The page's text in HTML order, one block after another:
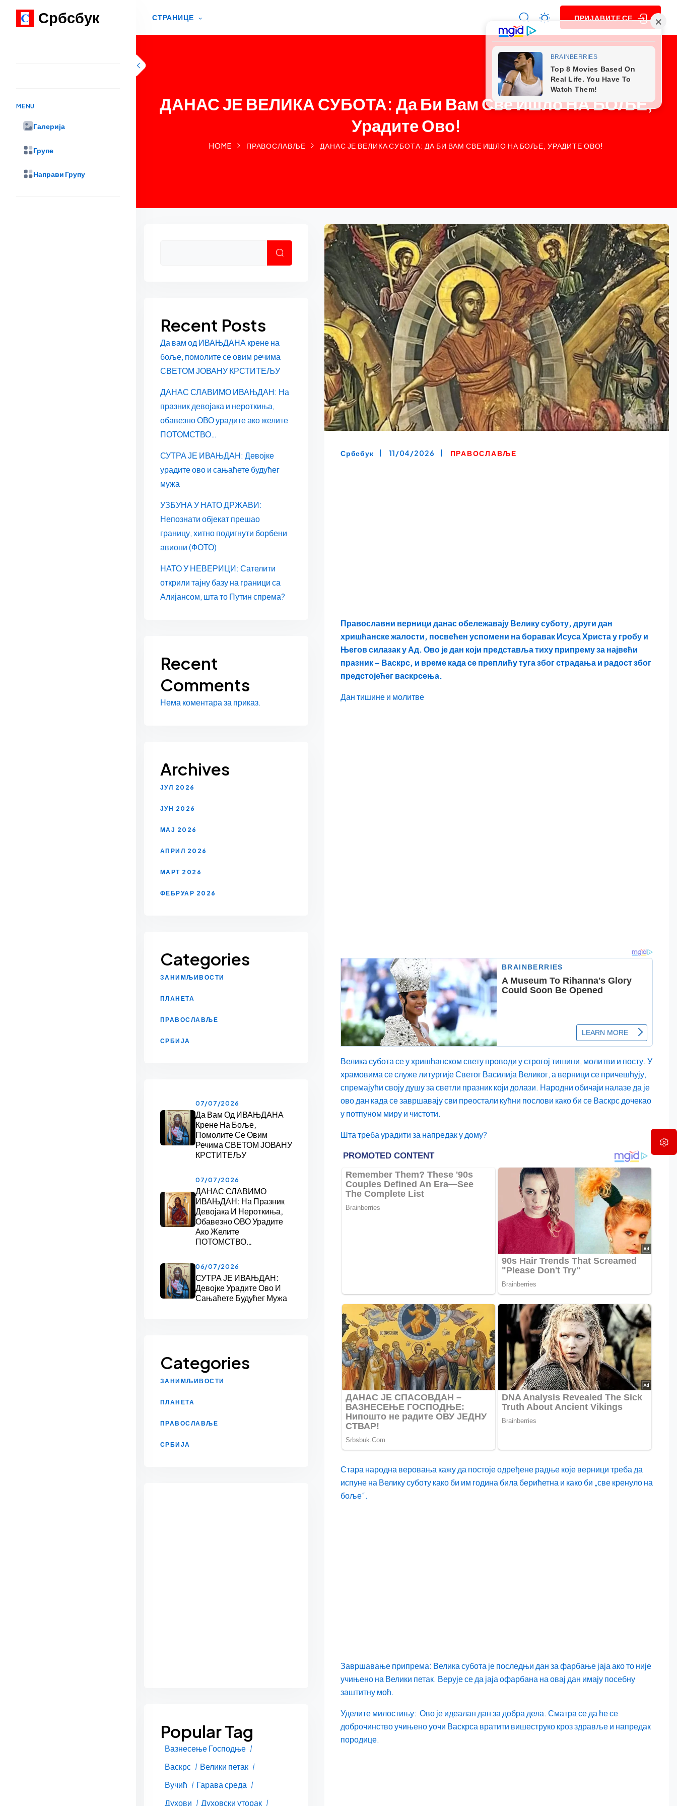
Србсбук
MENU
Галерија
Групе
Направи Групу
СТРАНИЦЕ ПРИЈАВИТЕ СЕ
ДАНАС ЈЕ ВЕЛИКА СУБОТА: Да Би Вам Све Ишло НА БОЉЕ,
Урадите Ово!
HOME ПРАВОСЛАВЉЕ ДАНАС ЈЕ ВЕЛИКА СУБОТА: ДА БИ ВАМ СВЕ ИШЛО НА БОЉЕ, УРАДИТЕ ОВО!
Србсбук 11/04/2026 ПРАВОСЛАВЉЕ
Православни верници данас обележавају Велику суботу, други дан
хришћанске жалости, посвећен успомени на боравак Исуса Христа у гробу и
Његов силазак у Ад. Ово је дан који представља тиху припрему за највећи
празник – Васкрс, и време када се преплићу туга због страдања и радост због
предстојећег васкрсења.
Дан тишине и молитве
Велика субота се у хришћанском свету проводи у строгој тишини, молитви и посту. У
храмовима се служе литургије Светог Василија Великог, а верници се причешћују,
спремајући своју душу за светли празник који долази. Народни обичаји налазе да је
ово дан када се завршавају сви преостали кућни послови како би се Васкрс дочекао
у потпуном миру и чистоти.
Шта треба урадити за напредак у дому?
Стара народна веровања кажу да постоје одређене радње које верници треба да
испуне на Велику суботу како би им година била берићетна и како би „све кренуло на
боље“.
Завршавање припрема: Велика субота је последњи дан за фарбање јаја ако то није
учињено на Велики петак. Верује се да јаја офарбана на овај дан имају посебну
заштитну моћ.
Уделите милостињу: Ово је идеалан дан за добра дела. Сматра се да ће се
доброчинство учињено уочи Васкрса вратити вишеструко кроз здравље и напредак
породице.
Recent Posts
Да вам од ИВАЊДАНА крене на
боље, помолите се овим речима
СВЕТОМ ЈОВАНУ КРСТИТЕЉУ
ДАНАС СЛАВИМО ИВАЊДАН: На
празник девојака и нероткиња,
обавезно ОВО урадите ако желите
ПОТОМСТВО…
СУТРА ЈЕ ИВАЊДАН: Девојке
урадите ово и сањаћете будућег
мужа
УЗБУНА У НАТО ДРЖАВИ:
Непознати објекат прешао
границу, хитно подигнути борбени
авиони (ФОТО)
НАТО У НЕВЕРИЦИ: Сателити
открили тајну базу на граници са
Алијансом, шта то Путин спрема?
Recent
Comments
Нема коментара за приказ.
Archives
ЈУЛ 2026
ЈУН 2026
МАЈ 2026
АПРИЛ 2026
МАРТ 2026
ФЕБРУАР 2026
Categories
ЗАНИМЉИВОСТИ
ПЛАНЕТА
ПРАВОСЛАВЉЕ
СРБИЈА
07/07/2026
Да Вам Од ИВАЊДАНА
Крене На Боље,
Помолите Се Овим
Речима СВЕТОМ ЈОВАНУ
КРСТИТЕЉУ
07/07/2026
ДАНАС СЛАВИМО
ИВАЊДАН: На Празник
Девојака И Нероткиња,
Обавезно ОВО Урадите
Ако Желите
ПОТОМСТВО…
06/07/2026
СУТРА ЈЕ ИВАЊДАН:
Девојке Урадите Ово И
Сањаћете Будућег Мужа
Categories
ЗАНИМЉИВОСТИ
ПЛАНЕТА
ПРАВОСЛАВЉЕ
СРБИЈА
Popular Tag
Вазнесење Господње
Васкрс
Велики петак
Вучић
Гарава среда
Духови
Духовски уторак